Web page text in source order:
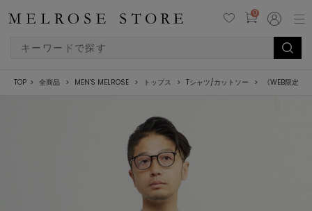
0
TOP 全商品 MEN'S MELROSE トップス Tシャツ/カットソー 《WEB限定